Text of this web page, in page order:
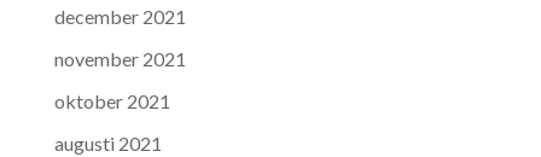
december 2021
november 2021
oktober 2021
augusti 2021